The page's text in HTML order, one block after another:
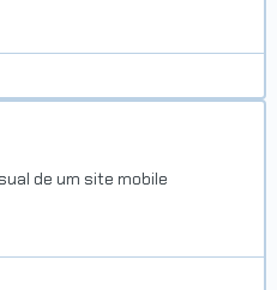
de um site mobile